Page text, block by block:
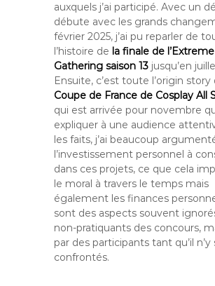
auxquels j’ai participé. Avec un
débute avec les grands
février 2025, j’ai pu reparler de
l’histoire de la finale de
Gathering saison 13 jusqu’en
Ensuite, c’est toute l’origin story
Coupe de France de Cosplay All
qui est arrivée pour novembre
expliquer à une audience
les faits, j’ai beaucoup
l’investissement personnel à
dans ces projets, ce que cela
le moral à travers le temps mais
également les finances
sont des aspects souvent
non-pratiquants des concours,
par des participants tant qu’il
confrontés.